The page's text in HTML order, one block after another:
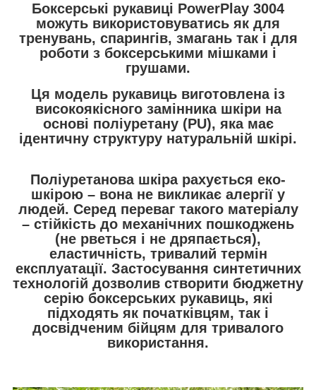
Боксерські рукавиці PowerPlay 3004
можуть використовуватись як для
тренувань, спарингів, змагань так і для
роботи з боксерськими мішками і
грушами.
Ця модель рукавиць виготовлена із
високоякісного замінника шкіри на
основі поліуретану (PU), яка має
ідентичну структуру натуральній шкірі.
Поліуретанова шкіра рахується еко-
шкірою – вона не викликає алергії у
людей. Серед переваг такого матеріалу
– стійкість до механічних пошкоджень
(не рветься і не дряпається),
еластичність, тривалий термін
експлуатації. Застосування синтетичних
технологій дозволив створити бюджетну
серію боксерських рукавиць, які
підходять як початківцям, так і
досвідченим бійцям для тривалого
використання.